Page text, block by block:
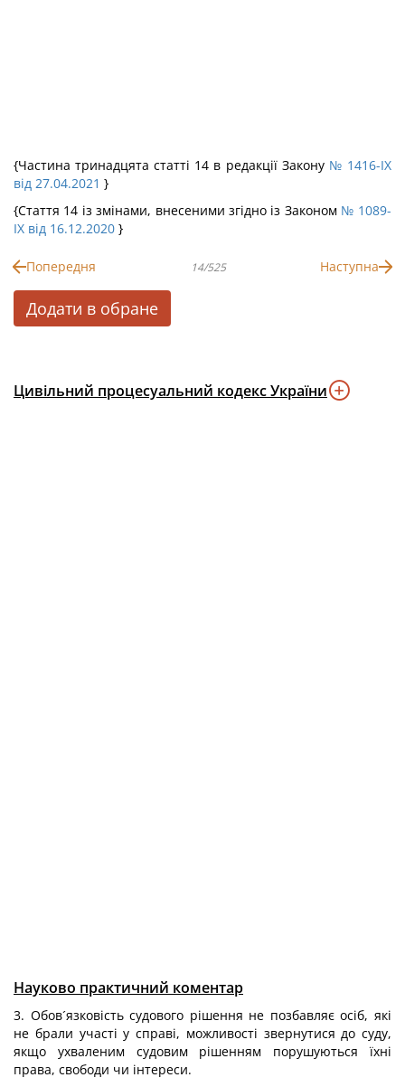
{Частина тринадцята статті 14 в редакції Закону № 1416-IX
від 27.04.2021 }
{Стаття 14 із змінами, внесеними згідно із Законом № 1089-
IX від 16.12.2020 }
Попередня 14/525 Наступна
Додати в обране
Цивільний процесуальний кодекс України
Науково практичний коментар
3. Обов´язковість судового рішення не позбавляє осіб, які
не брали участі у справі, можливості звернутися до суду,
якщо ухваленим судовим рішенням порушуються їхні
права, свободи чи інтереси.